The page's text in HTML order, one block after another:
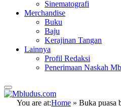
Sinematografi
Merchandise
Buku
Baju
Kerajinan Tangan
Lainnya
Profil Redaksi
Penerimaan Naskah
You are at:Home » Buka puasa